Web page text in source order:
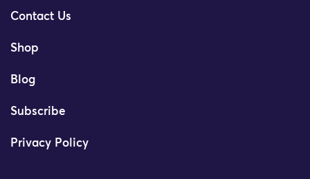
Contact Us
Shop
Blog
Subscribe
Privacy Policy